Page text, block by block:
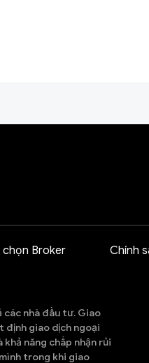
chọn Broker Chính
nhà đầu tư. Giao
định giao dịch ngoại
năng chấp nhận rủi
trong khi giao